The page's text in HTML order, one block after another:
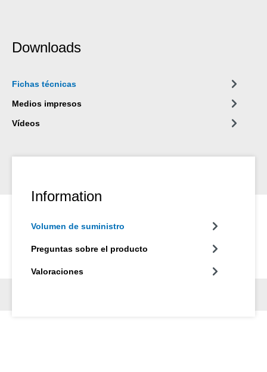
Downloads
Fichas técnicas
Medios impresos
Vídeos
Information
Volumen de suministro
Preguntas sobre el producto
Valoraciones